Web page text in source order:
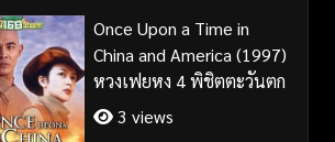
Once Upon a Time in
China and America (1997)
หวงเฟยหง 4 พิชิตตะวันตก
3 views